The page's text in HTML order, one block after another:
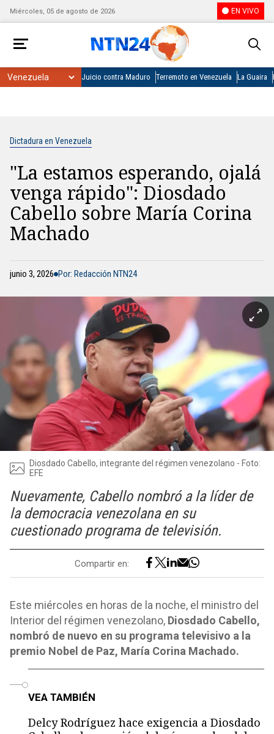
Miércoles, 05 de agosto de 2026 EN VIVO
Juicio contra Maduro Terremoto en Venezuela La Guaira
Dictadura en Venezuela
"La estamos esperando, ojalá
venga rápido": Diosdado
Cabello sobre María Corina
Machado
junio 3, 2026 Por: Redacción NTN24
Diosdado Cabello, integrante del régimen venezolano - Foto:
EFE
Nuevamente, Cabello nombró a la líder de
la democracia venezolana en su
cuestionado programa de televisión.
Compartir en:
Este miércoles en horas de la noche, el ministro del
Interior del régimen venezolano, Diosdado Cabello,
nombró de nuevo en su programa televisivo a la
premio Nobel de Paz, María Corina Machado.
VEA TAMBIÉN
Delcy Rodríguez hace exigencia a Diosdado